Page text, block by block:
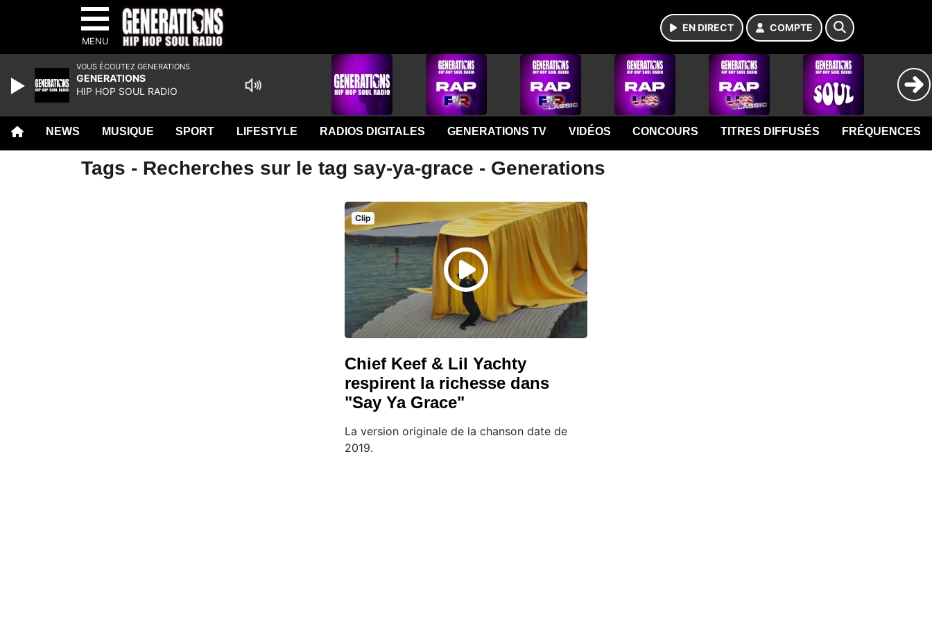
MENU
EN DIRECT COMPTE
NEWS MUSIQUE SPORT LIFESTYLE RADIOS DIGITALES GENERATIONS TV VIDÉOS CONCOURS TITRES DIFFUSÉS FRÉQUENCES
Tags - Recherches sur le tag say-ya-grace - Generations
Clip
Chief Keef & Lil Yachty
respirent la richesse dans
"Say Ya Grace"
La version originale de la chanson date de
2019.
VOUS ÉCOUTEZ GENERATIONS
GENERATIONS
HIP HOP SOUL RADIO